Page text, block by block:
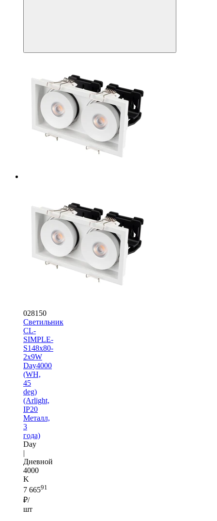
028150
Светильник
CL-
SIMPLE-
S148x80-
2x9W
Day4000
(WH,
45
deg)
(Arlight,
IP20
Металл,
3
года)
Day
|
Дневной
4000
K
7 66591
₽/
шт